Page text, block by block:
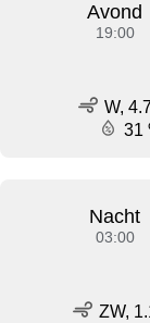
Avond
19:00
W,
31
Nacht
03:00
ZW,